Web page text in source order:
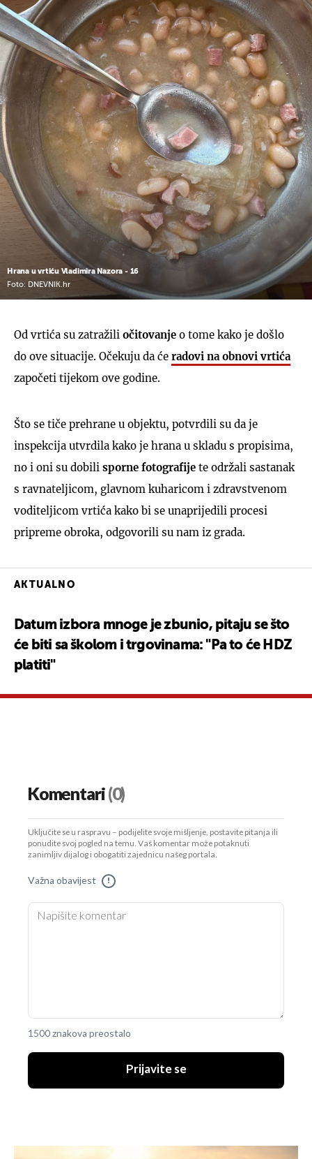
Hrana u vrtiću Vladimira Nazora - 16
Foto: DNEVNIK.hr
Od vrtića su zatražili očitovanje o tome kako je došlo
do ove situacije. Očekuju da će radovi na obnovi vrtića
započeti tijekom ove godine.
Što se tiče prehrane u objektu, potvrdili su da je
inspekcija utvrdila kako je hrana u skladu s propisima,
no i oni su dobili sporne fotografije te održali sastanak
s ravnateljicom, glavnom kuharicom i zdravstvenom
voditeljicom vrtića kako bi se unaprijedili procesi
pripreme obroka, odgovorili su nam iz grada.
AKTUALNO
Datum izbora mnoge je zbunio, pitaju se što
će biti sa školom i trgovinama: "Pa to će HDZ
platiti"
Komentari(0)
Uključite se u raspravu – podijelite svoje mišljenje, postavite pitanja ili
ponudite svoj pogled na temu. Vaš komentar može potaknuti
zanimljiv dijalog i obogatiti zajednicu našeg portala.
Važna obavijest !
1500 znakova preostalo
Prijavite se
UKLJUČITE NOTIFIKACIJE